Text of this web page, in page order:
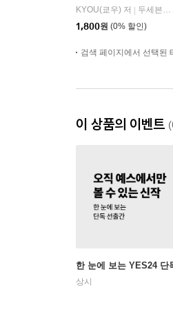
KYOU(쿄우) 저 | 두세븐 엔터테인먼트
1,800원 (0% 할인)
검색 페이지에서 선택된
이 상품의 이벤트
한 눈에 보는 YES24 단
상시